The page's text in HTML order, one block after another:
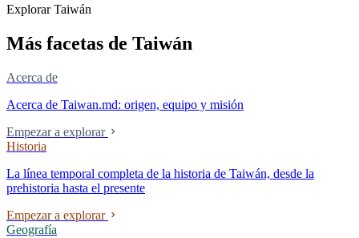
mercado.
Explorar Taiwán
Más facetas de Taiwán
Acerca de
Acerca de Taiwan.md: origen, equipo y misión
Empezar a explorar
Historia
La línea temporal completa de la historia de Taiwán, desde la
prehistoria hasta el presente
Empezar a explorar
Geografía